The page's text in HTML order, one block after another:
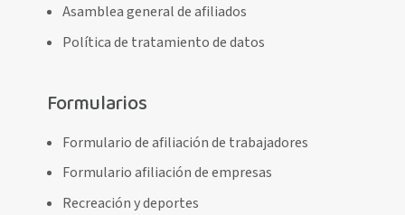
Asamblea general de afiliados
Política de tratamiento de datos
Formularios
Formulario de afiliación de trabajadores
Formulario afiliación de empresas
Recreación y deportes